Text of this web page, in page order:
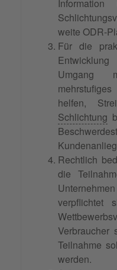
weite ODR-
Für die
Umgang
mehrstufiges
helfen,
Schlichtung
Rechtlich
die
verpflichtet
Verbraucher
Teilnahme
werden.